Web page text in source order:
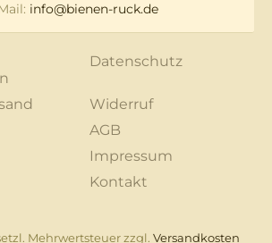
info@bienen-ruck.de
Datenschutz
Widerruf
AGB
Impressum
Kontakt
Mehrwertsteuer zzgl. Versandkosten